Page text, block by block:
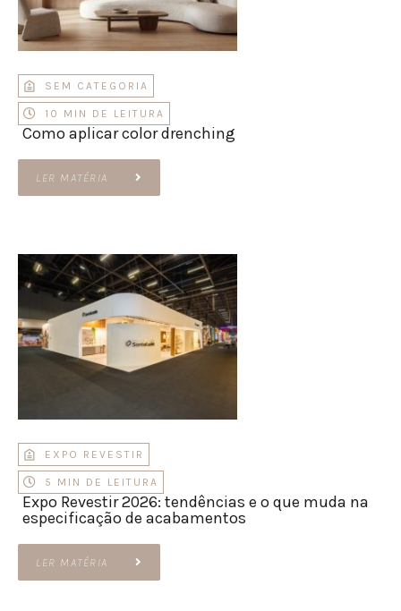
SEM CATEGORIA
10 MIN DE LEITURA
Como aplicar color drenching
LER MATÉRIA
EXPO REVESTIR
5 MIN DE LEITURA
Expo Revestir 2026: tendências e o que muda na
especificação de acabamentos
LER MATÉRIA